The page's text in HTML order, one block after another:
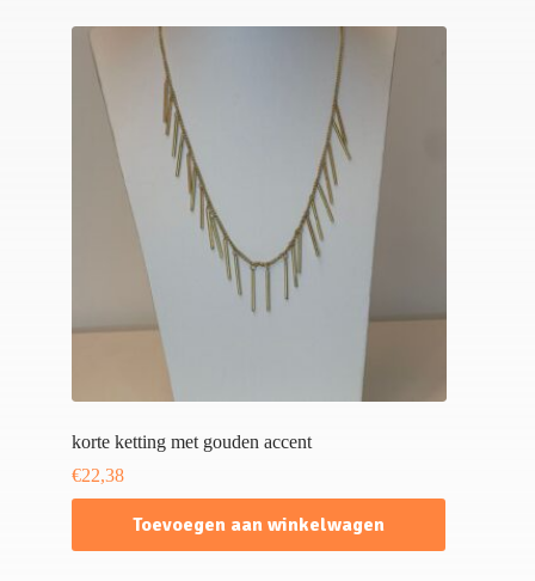
korte ketting met gouden accent
€22,38
Toevoegen aan winkelwagen